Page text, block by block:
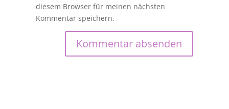
diesem Browser für meinen nächsten
Kommentar speichern.